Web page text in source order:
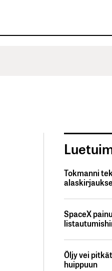
Tokmanni
SpaceX
Öljy vei
huippuun